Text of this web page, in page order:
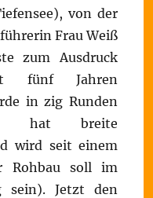
von der
Frau Weiß
zum Ausdruck
fünf Jahren
in zig Runden
hat breite
wird seit einem
Rohbau soll im
sein). Jetzt den